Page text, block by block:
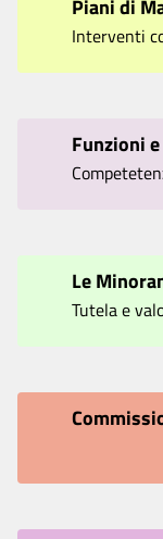
Piani di
Interventi
Funzioni
Le
Tutela e